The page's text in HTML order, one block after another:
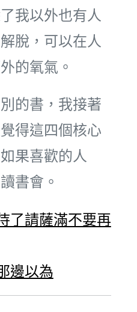
我以外也有人
脫，可以在人
的氧氣。
的書，我接著
得這四個核心
果喜歡的人
書會。
了請薩滿不要再
邊以為